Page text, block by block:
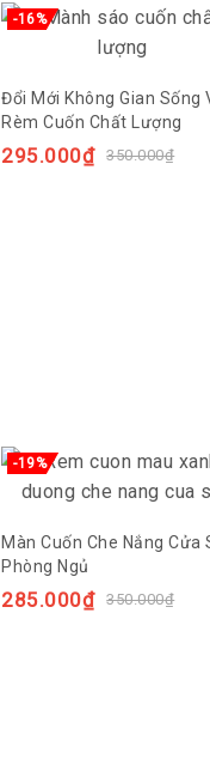
-16%
Đổi Mới Không Gian Sống
Rèm Cuốn Chất Lượng
350.000₫
295.000₫
-19%
Màn Cuốn Che Nắng Cửa
Phòng Ngủ
350.000₫
285.000₫